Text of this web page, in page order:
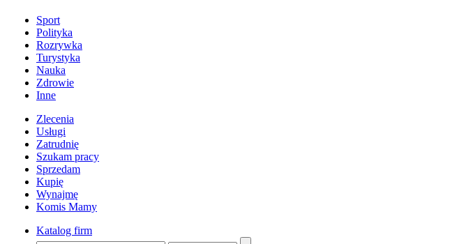
Sport
Polityka
Rozrywka
Turystyka
Nauka
Zdrowie
Inne
Zlecenia
Usługi
Zatrudnię
Szukam pracy
Sprzedam
Kupię
Wynajmę
Komis Mamy
Katalog firm